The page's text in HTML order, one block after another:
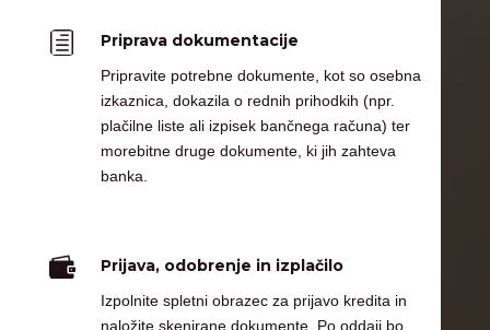
h Priprava dokumentacije
Pripravite potrebne dokumente, kot so osebna
izkaznica, dokazila o rednih prihodkih (npr.
plačilne liste ali izpisek bančnega računa) ter
morebitne druge dokumente, ki jih zahteva
banka.
 Prijava, odobrenje in izplačilo
Izpolnite spletni obrazec za prijavo kredita in
naložite skenirane dokumente. Po oddaji bo